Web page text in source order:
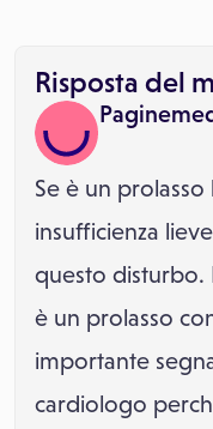
Risposta del
Se è un
insufficienza
questo disturbo.
è un prolasso
importante
cardiologo